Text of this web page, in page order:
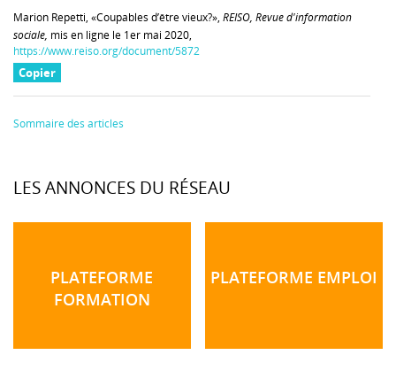
Marion Repetti, «Coupables d’être vieux?», REISO, Revue d'information
sociale, mis en ligne le 1er mai 2020,
https://www.reiso.org/document/5872
Copier
Sommaire des articles
LES ANNONCES DU RÉSEAU
PLATEFORME
FORMATION
PLATEFORME EMPLOI